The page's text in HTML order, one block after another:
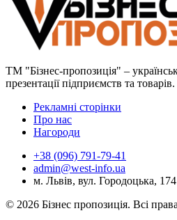
ТМ "Бізнес-пропозиція" –
презентації підприємств та товарів.
Рекламні сторінки
Про нас
Нагороди
+38 (096) 791-79-41
admin@west-info.ua
м. Львів, вул. Городоцька, 174
© 2026 Бізнес пропозиція. Всі